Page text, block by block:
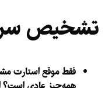
تشخیص
فقط موقع استارت